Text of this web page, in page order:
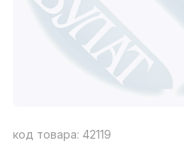
код товара: 42119